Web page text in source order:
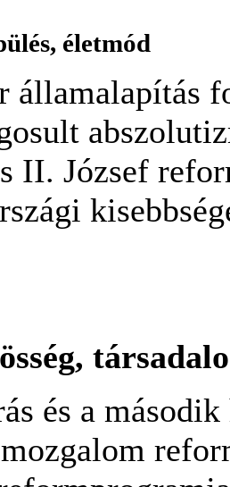
életmód
államalapítás
II. József
és a